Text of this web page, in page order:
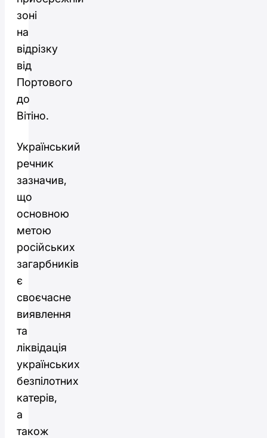
зоні
на
відрізку
від
Портового
до
Вітіно.
Український
речник
зазначив,
що
основною
метою
російських
загарбників
є
своєчасне
виявлення
та
ліквідація
українських
безпілотних
катерів,
а
також